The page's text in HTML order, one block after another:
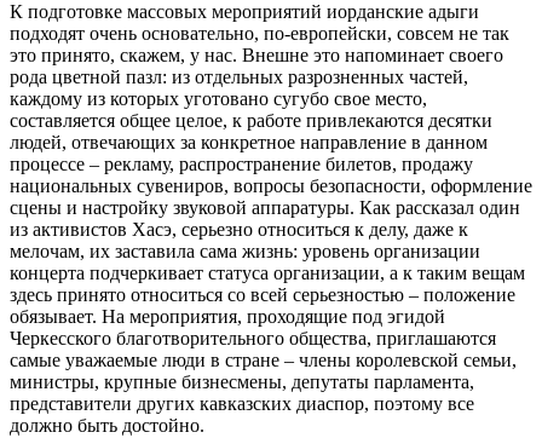
К подготовке массовых мероприятий иорданские адыги
подходят очень основательно, по-европейски, совсем не так
это принято, скажем, у нас. Внешне это напоминает своего
рода цветной пазл: из отдельных разрозненных частей,
каждому из которых уготовано сугубо свое место,
составляется общее целое, к работе привлекаются десятки
людей, отвечающих за конкретное направление в данном
процессе – рекламу, распространение билетов, продажу
национальных сувениров, вопросы безопасности, оформление
сцены и настройку звуковой аппаратуры. Как рассказал один
из активистов Хасэ, серьезно относиться к делу, даже к
мелочам, их заставила сама жизнь: уровень организации
концерта подчеркивает статуса организации, а к таким вещам
здесь принято относиться со всей серьезностью – положение
обязывает. На мероприятия, проходящие под эгидой
Черкесского благотворительного общества, приглашаются
самые уважаемые люди в стране – члены королевской семьи,
министры, крупные бизнесмены, депутаты парламента,
представители других кавказских диаспор, поэтому все
должно быть достойно.